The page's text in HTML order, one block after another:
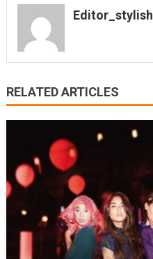
Editor_stylish
RELATED ARTICLES